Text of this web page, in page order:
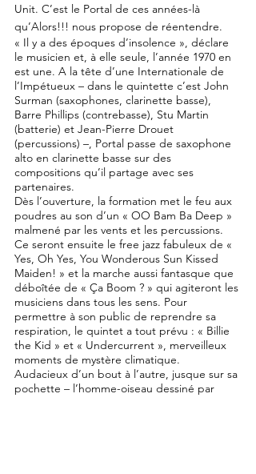
Unit. C’est le Portal de ces années-là
qu’Alors!!! nous propose de réentendre.
« Il y a des époques d’insolence », déclare
le musicien et, à elle seule, l’année 1970 en
est une. A la tête d’une Internationale de
l’Impétueux – dans le quintette c’est John
Surman (saxophones, clarinette basse),
Barre Phillips (contrebasse), Stu Martin
(batterie) et Jean-Pierre Drouet
(percussions) –, Portal passe de saxophone
alto en clarinette basse sur des
compositions qu’il partage avec ses
partenaires.
Dès l’ouverture, la formation met le feu aux
poudres au son d’un « OO Bam Ba Deep »
malmené par les vents et les percussions.
Ce seront ensuite le free jazz fabuleux de «
Yes, Oh Yes, You Wonderous Sun Kissed
Maiden! » et la marche aussi fantasque que
déboîtée de « Ça Boom ? » qui agiteront les
musiciens dans tous les sens. Pour
permettre à son public de reprendre sa
respiration, le quintet a tout prévu : « Billie
the Kid » et « Undercurrent », merveilleux
moments de mystère climatique.
Audacieux d’un bout à l’autre, jusque sur sa
pochette – l’homme-oiseau dessiné par